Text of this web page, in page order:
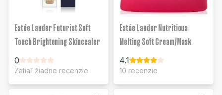
Estée Lauder Futurist Soft
Touch Brightening Skincealer
0
Zatiaľ žiadne recenzie
Estée Lauder Nutritious
Melting Soft Cream/Mask
4.1
10 recenzie